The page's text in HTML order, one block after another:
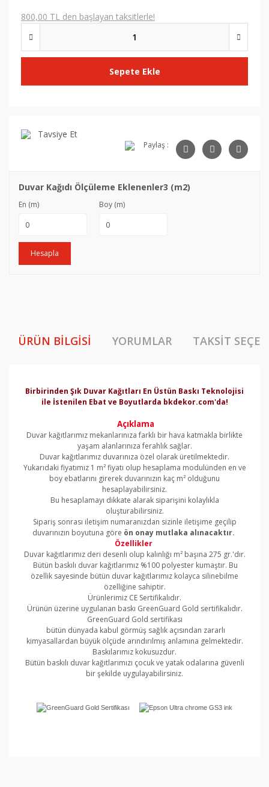
800,00 TL den başlayan taksitlerle!
Sepete Ekle
Tavsiye Et
Paylaş :
Duvar Kağıdı Ölçüleme Eklenenler3 (m2)
En (m) Boy (m)
Hesapla
ÜRÜN BILGISI YORUMLAR TAKSIT
Birbirinden Şık Duvar Kağıtları En Üstün Baskı Teknolojisi
ile İstenilen Ebat ve Boyutlarda bkdekor.com'da!
Açıklama
Duvar kağıtlarımız mekanlarınıza farklı bir hava katmakla birlikte
yaşam alanlarınıza ferahlık sağlar.
Duvar kağıtlarımız duvarınıza özel olarak üretilmektedir.
Yukarıdaki fiyatımız 1 m² fiyatı olup hesaplama modulünden en ve
boy ebatlarını girerek duvarınızın kaç m² olduğunu
hesaplayabilirsiniz.
Bu hesaplamayı dikkate alarak siparişini kolaylıkla
oluşturabilirsiniz.
Sipariş sonrası iletişim numaranızdan sizinle iletişime geçilip
duvarınızın boyutuna göre ön onay mutlaka alınacaktır.
Özellikler
Duvar kağıtlarımız deri desenli olup kalınlığı m² başına 275 gr.'dır.
Bütün baskılı duvar kağıtlarımız %100 polyester kumaştır. Bu
özellik sayesinde bütün duvar kağıtlarımız kolayca silinebilme
özelliğine sahiptir.
Ürünlerimiz CE Sertifikalıdır.
Ürünün üzerine uygulanan baskı GreenGuard Gold sertifikalıdır.
GreenGuard Gold sertifikası
bütün dünyada kabul görmüş sağlık açısından zararlı
kimyasallardan büyük ölçüde arındırılmış anlamına gelmektedir.
Baskılarımız kokusuzdur.
Bütün baskılı duvar kağıtlarımızı çocuk ve yatak odalarına güvenli
bir şekilde uygulayabilirsiniz.